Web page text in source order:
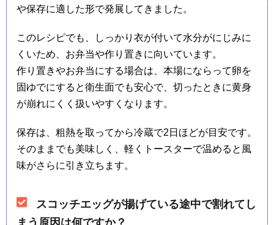
や保存に適した形で発展してきました。
このレシピでも、しっかり衣が付いて水分がにじみに
くいため、お弁当や作り置きに向いています。
作り置きやお弁当にする場合は、本場にならって卵を
固ゆでにすると衛生面でも安心で、切ったときに黄身
が崩れにくく扱いやすくなります。
保存は、粗熱を取ってから冷蔵で2日ほどが目安です。
そのままでも美味しく、軽くトースターで温めると風
味がさらに引き立ちます。
スコッチエッグが揚げている途中で割れてし